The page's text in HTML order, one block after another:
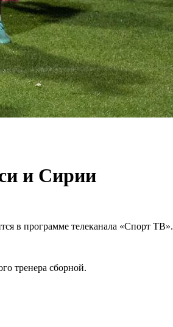
и Сирии
в программе телеканала «Спорт ТВ».
тренера сборной.